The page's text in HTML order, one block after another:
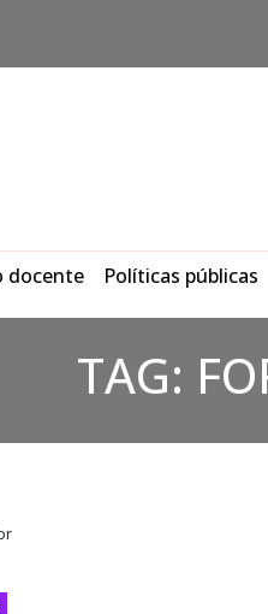
docente Políticas públicas
TAG: